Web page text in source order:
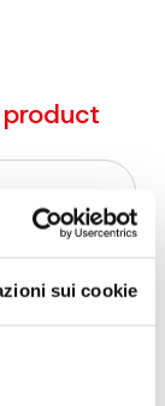
sui cookie